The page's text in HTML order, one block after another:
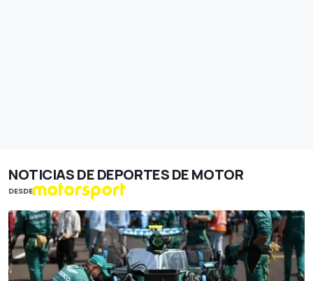
NOTICIAS DE DEPORTES DE MOTOR
DESDE